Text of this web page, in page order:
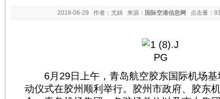
2018-06-29 作者：尤娟 来源： 国际空港信息网 点击量：
6月29日上午，青岛航空胶东国际机场基
动仪式在胶州顺利举行。胶州市政府、胶东